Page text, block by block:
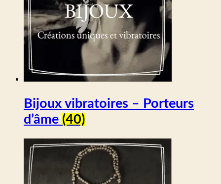
Bijoux vibratoires – Porteurs
d’âme (40)